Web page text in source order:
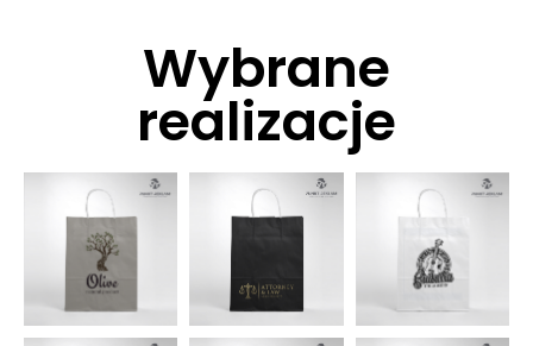
Wybrane
realizacje